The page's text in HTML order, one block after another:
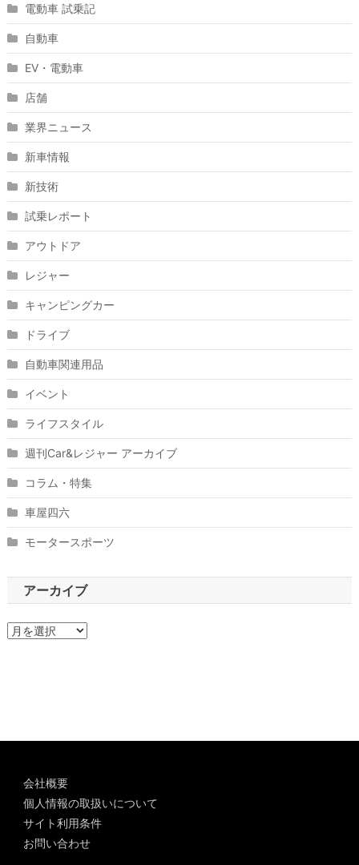
電動車 試乗記
自動車
EV・電動車
店舗
業界ニュース
新車情報
新技術
試乗レポート
アウトドア
レジャー
キャンピングカー
ドライブ
自動車関連用品
イベント
ライフスタイル
週刊Car&レジャー アーカイブ
コラム・特集
車屋四六
モータースポーツ
アーカイブ
ア
会社概要
個人情報の取扱いについて
サイト利用条件
お問い合わせ